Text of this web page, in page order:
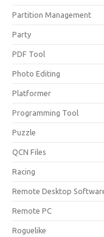
Partition Management
Party
PDF Tool
Photo Editing
Platformer
Programming Tool
Puzzle
QCN Files
Racing
Remote Desktop
Remote PC
Roguelike